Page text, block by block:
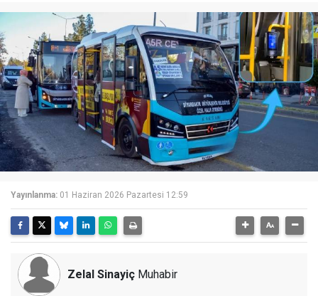
Yayınlanma: 01 Haziran 2026 Pazartesi 12:59
Zelal Sinayiç Muhabir